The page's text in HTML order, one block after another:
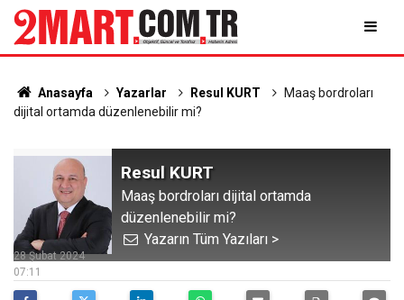
Anasayfa Yazarlar Resul KURT
Maaş bordroları
dijital ortamda düzenlenebilir mi?
Resul KURT
Maaş bordroları dijital ortamda
düzenlenebilir mi?
Yazarın Tüm Yazıları >
07:11
28 Şubat 2024